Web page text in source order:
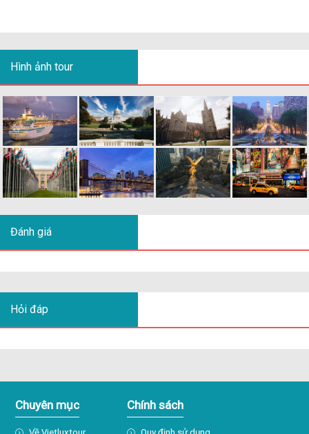
Hình ảnh tour
Đánh giá
Hỏi đáp
Chuyên mục Chính sách